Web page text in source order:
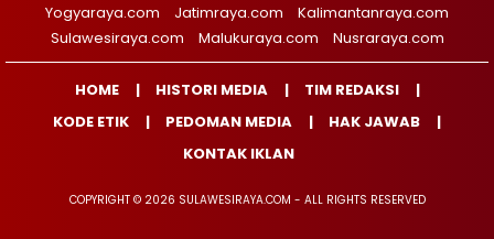
Yogyaraya.com
Jatimraya.com
Kalimantanraya.com
Sulawesiraya.com
Malukuraya.com Nusraraya.com
HOME HISTORI MEDIA
TIM REDAKSI
KODE ETIK
PEDOMAN MEDIA
HAK JAWAB
KONTAK IKLAN
COPYRIGHT © 2026 SULAWESIRAYA.COM - ALL RIGHTS RESERVED